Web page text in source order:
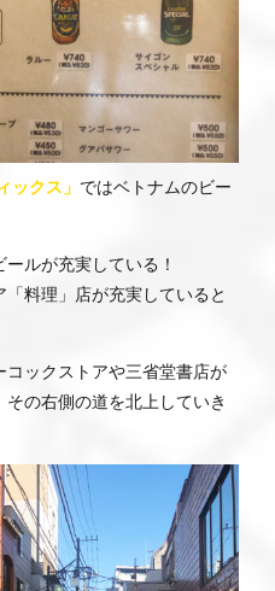
ックス」 ではベトナムのビー
ルが充実している！
料理」店が充実していると
ックストアや三省堂書店が
の右側の道を北上していき